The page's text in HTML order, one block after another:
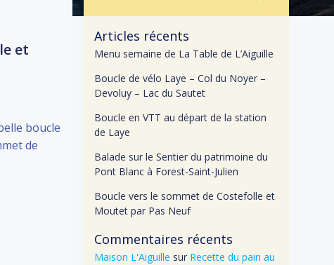
et
boucle
de
Articles récents
Menu semaine de La Table de L’Aiguille
Boucle de vélo Laye – Col du Noyer –
Devoluy – Lac du Sautet
Boucle en VTT au départ de la station
de Laye
Balade sur le Sentier du patrimoine du
Pont Blanc à Forest-Saint-Julien
Boucle vers le sommet de Costefolle et
Moutet par Pas Neuf
Commentaires récents
Maison L'Aiguille sur Recette du pain au